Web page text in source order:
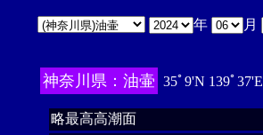
年 月
神奈川県：油壷 35ﾟ9'N 139ﾟ37'E
略最高高潮面